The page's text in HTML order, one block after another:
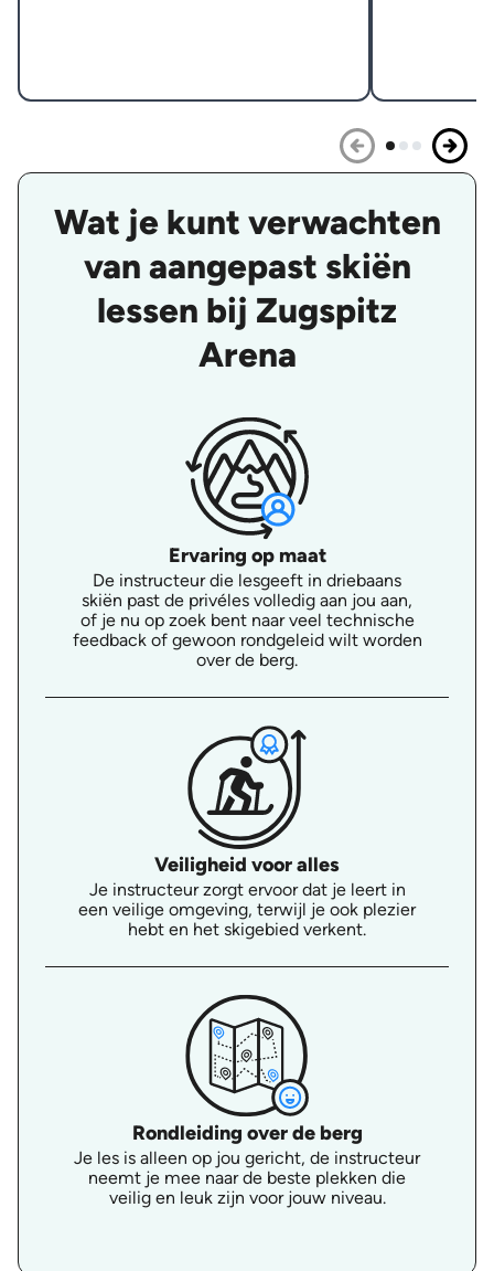
Wat je kunt verwachten
van aangepast skiën
lessen bij Zugspitz
Arena
Ervaring op maat
De instructeur die lesgeeft in driebaans
skiën past de privéles volledig aan jou aan,
of je nu op zoek bent naar veel technische
feedback of gewoon rondgeleid wilt worden
over de berg.
Veiligheid voor alles
Je instructeur zorgt ervoor dat je leert in
een veilige omgeving, terwijl je ook plezier
hebt en het skigebied verkent.
Rondleiding over de berg
Je les is alleen op jou gericht, de instructeur
neemt je mee naar de beste plekken die
veilig en leuk zijn voor jouw niveau.